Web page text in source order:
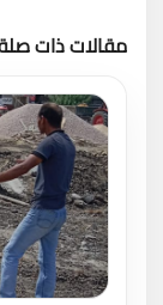
مقالات ذات